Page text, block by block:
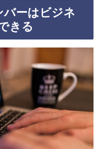
ーはビジネ
きる